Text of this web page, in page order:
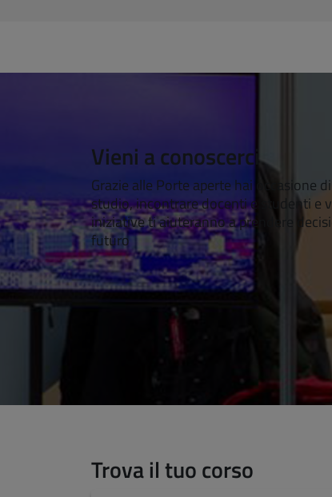
Vieni a conoscerci
Grazie alle Porte aperte hai occasione
studio, incontrare docenti e studenti e
iniziative ti aiuteranno a prendere
futuro
Trova il tuo corso